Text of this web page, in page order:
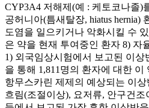
CYP3A4 저해제(예 : 케토코나졸)
공허니아(틈새탈장, hiatus hernia)
도염을 일으키거나 악화시킬 수
은 약을 현재 투여중인 환자 8) 자
1) 외국임상시험에서 보고된 이상
을 통해 1,811명의 환자에 대한
항무스카린 제제의 예상되는 이
흐림(조절이상), 요저류, 안구건